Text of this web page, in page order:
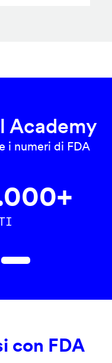
Academy
i numeri di FDA
con FDA